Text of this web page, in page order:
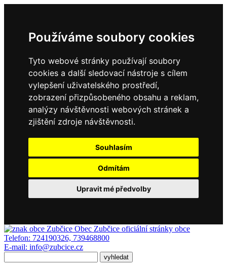
Používáme soubory cookies
Tyto webové stránky používají soubory
cookies a další sledovací nástroje s cílem
vylepšení uživatelského prostředí,
zobrazení přizpůsobeného obsahu a reklam,
analýzy návštěvnosti webových stránek a
zjištění zdroje návštěvnosti.
Souhlasím
Odmítám
Upravit mé předvolby
Obec Zubčice oficiální stránky obce
Telefon: 724190326, 739468800
E-mail: info@zubcice.cz